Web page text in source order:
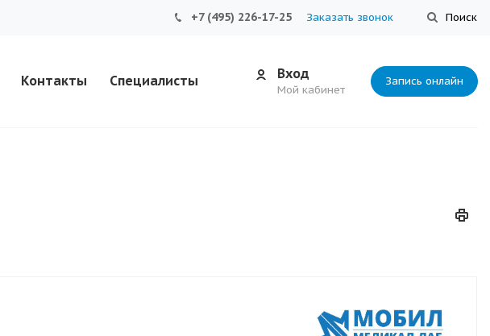
Поиск
+7 (495) 226-17-25 Заказать звонок
Запись онлайн
Вход
Мой кабинет
Контакты Специалисты